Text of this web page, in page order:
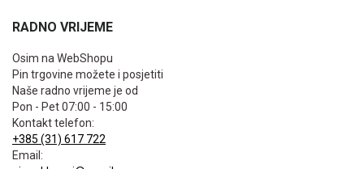
RADNO VRIJEME
Osim na WebShopu
Pin trgovine možete i posjetiti
Naše radno vrijeme je od
Pon - Pet 07:00 - 15:00
Kontakt telefon:
+385 (31) 617 722
Email: